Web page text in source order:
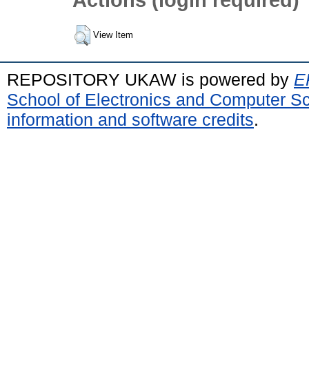
View Item
REPOSITORY UKAW is powered by
School of Electronics and Computer
information and software credits.